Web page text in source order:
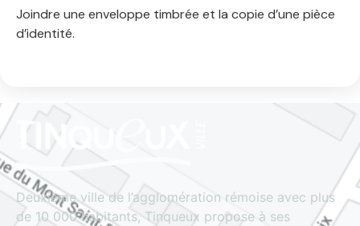
Joindre une enveloppe timbrée et la copie d’une pièce
d’identité.
Deuxième ville de l’agglomération rémoise avec plus
de 10 000 habitants, Tinqueux propose à ses